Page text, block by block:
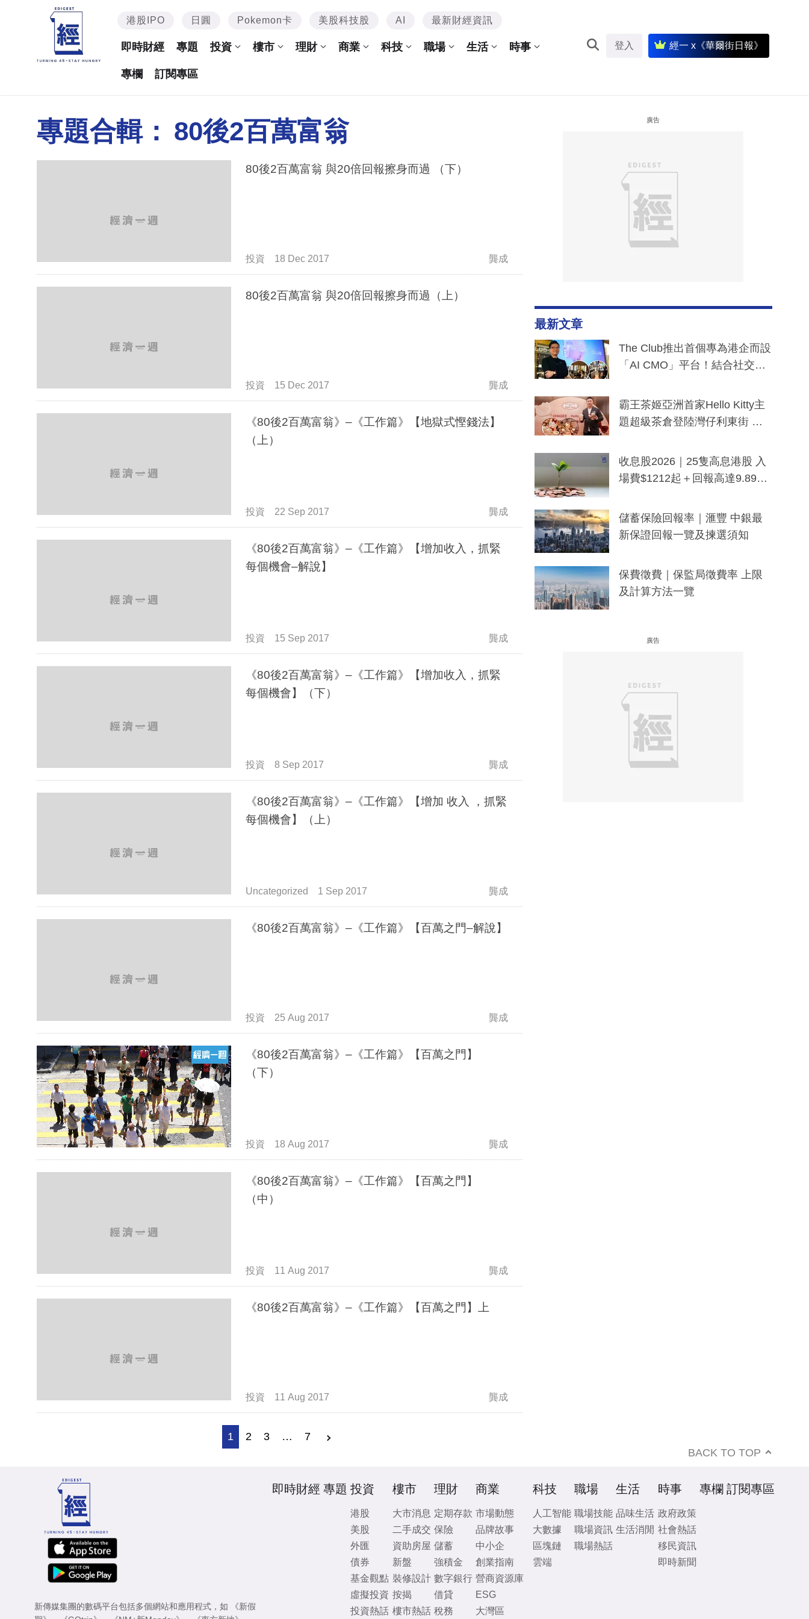
港股IPO 日圓 Pokemon卡 美股科技股 AI 最新財經資訊
即時財經 專題 投資 樓市 理財 商業 科技 職場 生活 時事
專欄 訂閱專區
登入 經一 x《華爾街日報》
專題合輯： 80後2百萬富翁
80後2百萬富翁 與20倍回報擦身而過 （下）
投資 18 Dec 2017 龔成
80後2百萬富翁 與20倍回報擦身而過（上）
投資 15 Dec 2017 龔成
《80後2百萬富翁》–《工作篇》【地獄式慳錢法】
（上）
投資 22 Sep 2017 龔成
《80後2百萬富翁》–《工作篇》【增加收入，抓緊
每個機會–解說】
投資 15 Sep 2017 龔成
《80後2百萬富翁》–《工作篇》【增加收入，抓緊
每個機會】（下）
投資 8 Sep 2017 龔成
《80後2百萬富翁》–《工作篇》【增加 收入 ，抓緊
每個機會】（上）
Uncategorized 1 Sep 2017 龔成
《80後2百萬富翁》–《工作篇》【百萬之門–解說】
投資 25 Aug 2017 龔成
《80後2百萬富翁》–《工作篇》【百萬之門】
（下）
投資 18 Aug 2017 龔成
《80後2百萬富翁》–《工作篇》【百萬之門】
（中）
投資 11 Aug 2017 龔成
《80後2百萬富翁》–《工作篇》【百萬之門】上
投資 11 Aug 2017 龔成
1 2 3 … 7
廣告
最新文章
The Club推出首個專為港企而設
「AI CMO」平台！結合社交聆
分鐘生成「貼地」宣傳短片
霸王茶姬亞洲首家Hello Kitty主
題超級茶倉登陸灣仔利東街 推
y及香港限定特調系列
收息股2026｜25隻高息港股 入
場費$1212起＋回報高達9.89
儲蓄保險回報率｜滙豐 中銀最
新保證回報一覽及揀選須知
保費徵費｜保監局徵費率 上限
及計算方法一覽
廣告
BACK TO TOP
新傳媒集團的數碼平台包括多個網站和應用程式，如
《新假
即時財經 專題 投資
港股
美股
外匯
債券
基金觀點
虛擬投資
投資熱話
樓市
大市消息
二手成交
資助房屋
新盤
裝修設計
按揭
樓市熱話
理財
定期存款
保險
儲蓄
強積金
數字銀行
借貸
稅務
商業
市場動態
品牌故事
中小企
創業指南
營商資源庫
ESG
大灣區
科技
人工智能
大數據
區塊鏈
雲端
職場
職場技能
職場資訊
職場熱話
生活
品味生活
生活消閒
時事
政府政策
社會熱話
移民資訊
即時新聞
專欄 訂閱專區